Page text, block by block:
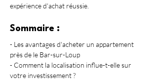
expérience d'achat réussie.
Sommaire :
- Les avantages d'acheter un appartement
près de le Bar-sur-Loup
- Comment la localisation influe-t-elle sur
votre investissement ?